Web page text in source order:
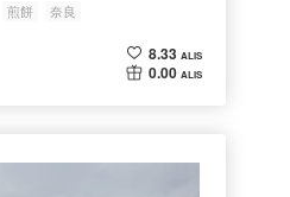
煎餅 奈良
8.33 ALIS
0.00 ALIS